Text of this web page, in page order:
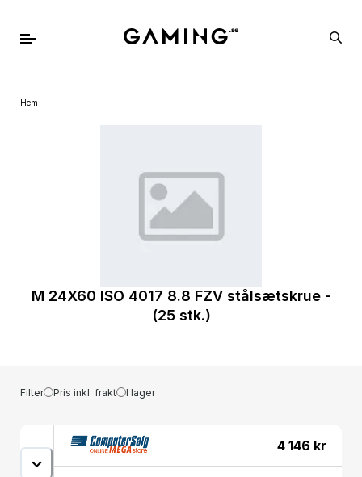
Hem
M 24X60 ISO 4017 8.8 FZV stålsætskrue -
(25 stk.)
Filter Pris inkl. frakt I lager
4 146 kr